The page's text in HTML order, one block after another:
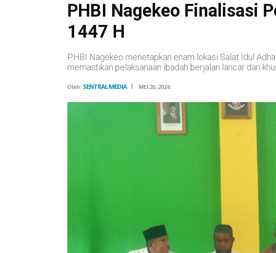
PHBI Nagekeo Finalisasi
1447 H
PHBI Nagekeo menetapkan enam lokasi Salat Idul
memastikan pelaksanaan ibadah berjalan lancar dan
Oleh: SENTRAL MEDIA MEI 20, 2026